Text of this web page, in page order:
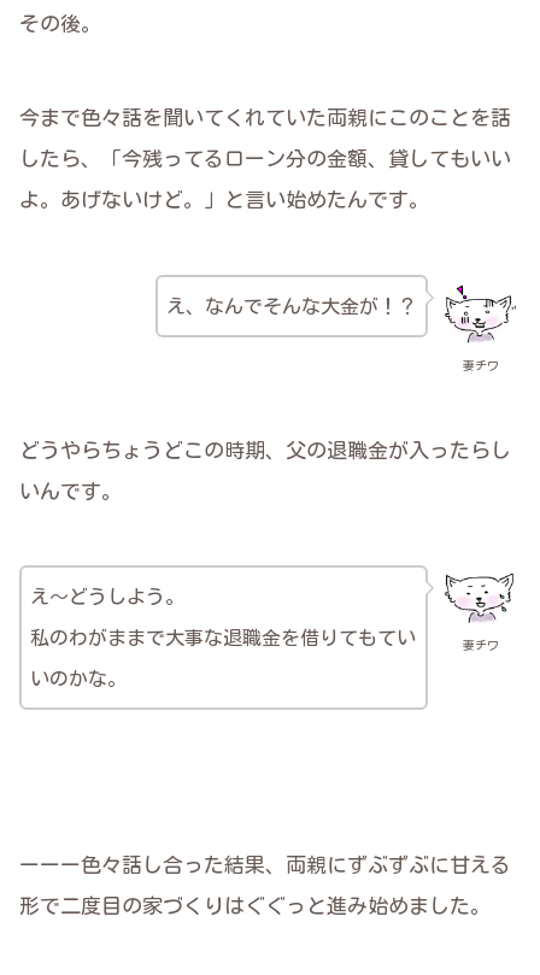
その後。
今まで色々話を聞いてくれていた両親にこのことを話
したら、「今残ってるローン分の金額、貸してもいい
よ。あげないけど。」と言い始めたんです。
妻チワ
え、なんでそんな大金が！？
どうやらちょうどこの時期、父の退職金が入ったらし
いんです。
妻チワ
え～どうしよう。
私のわがままで大事な退職金を借りてもてい
いのかな。
ーーー色々話し合った結果、両親にずぶずぶに甘える
形で二度目の家づくりはぐぐっと進み始めました。